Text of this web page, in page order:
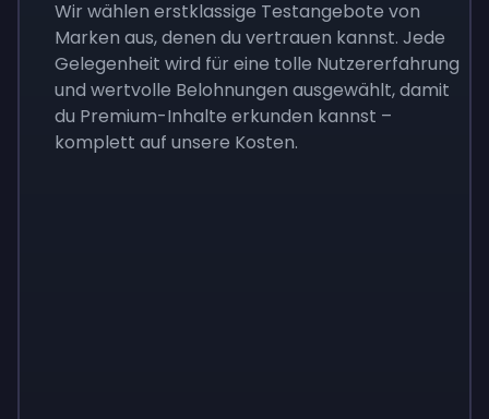
Wir wählen erstklassige Testangebote von
Marken aus, denen du vertrauen kannst. Jede
Gelegenheit wird für eine tolle Nutzererfahrung
und wertvolle Belohnungen ausgewählt, damit
du Premium-Inhalte erkunden kannst –
komplett auf unsere Kosten.